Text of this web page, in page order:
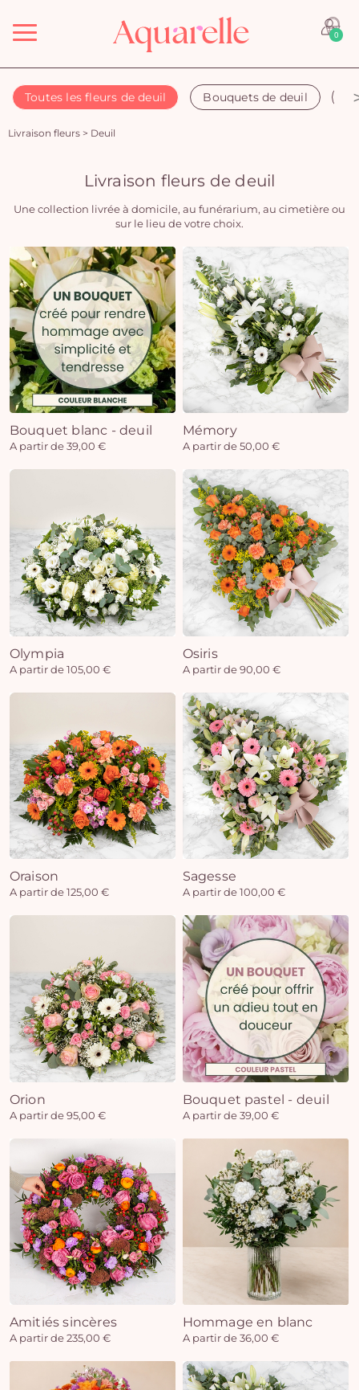
Menu 0
Toutes les fleurs de deuil Bouquets de deuil
Livraison fleurs > Deuil
Livraison fleurs de deuil
Une collection livrée à domicile, au funérarium, au cimetière ou
sur le lieu de votre choix.
Bouquet blanc - deuil
A partir de 39,00 €
Mémory
A partir de 50,00 €
Olympia
A partir de 105,00 €
Osiris
A partir de 90,00 €
Oraison
A partir de 125,00 €
Sagesse
A partir de 100,00 €
Orion
A partir de 95,00 €
Bouquet pastel - deuil
A partir de 39,00 €
Amitiés sincères
A partir de 235,00 €
Hommage en blanc
A partir de 36,00 €